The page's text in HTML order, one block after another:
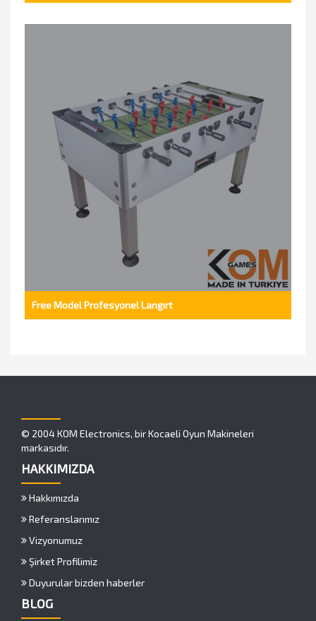
Free Model Profesyonel Langırt
© 2004 KOM Electronics, bir Kocaeli Oyun Makineleri
markasıdır.
HAKKIMIZDA
Hakkımızda
Referanslarımız
Vizyonumuz
Şirket Profilimiz
Duyurular bizden haberler
BLOG